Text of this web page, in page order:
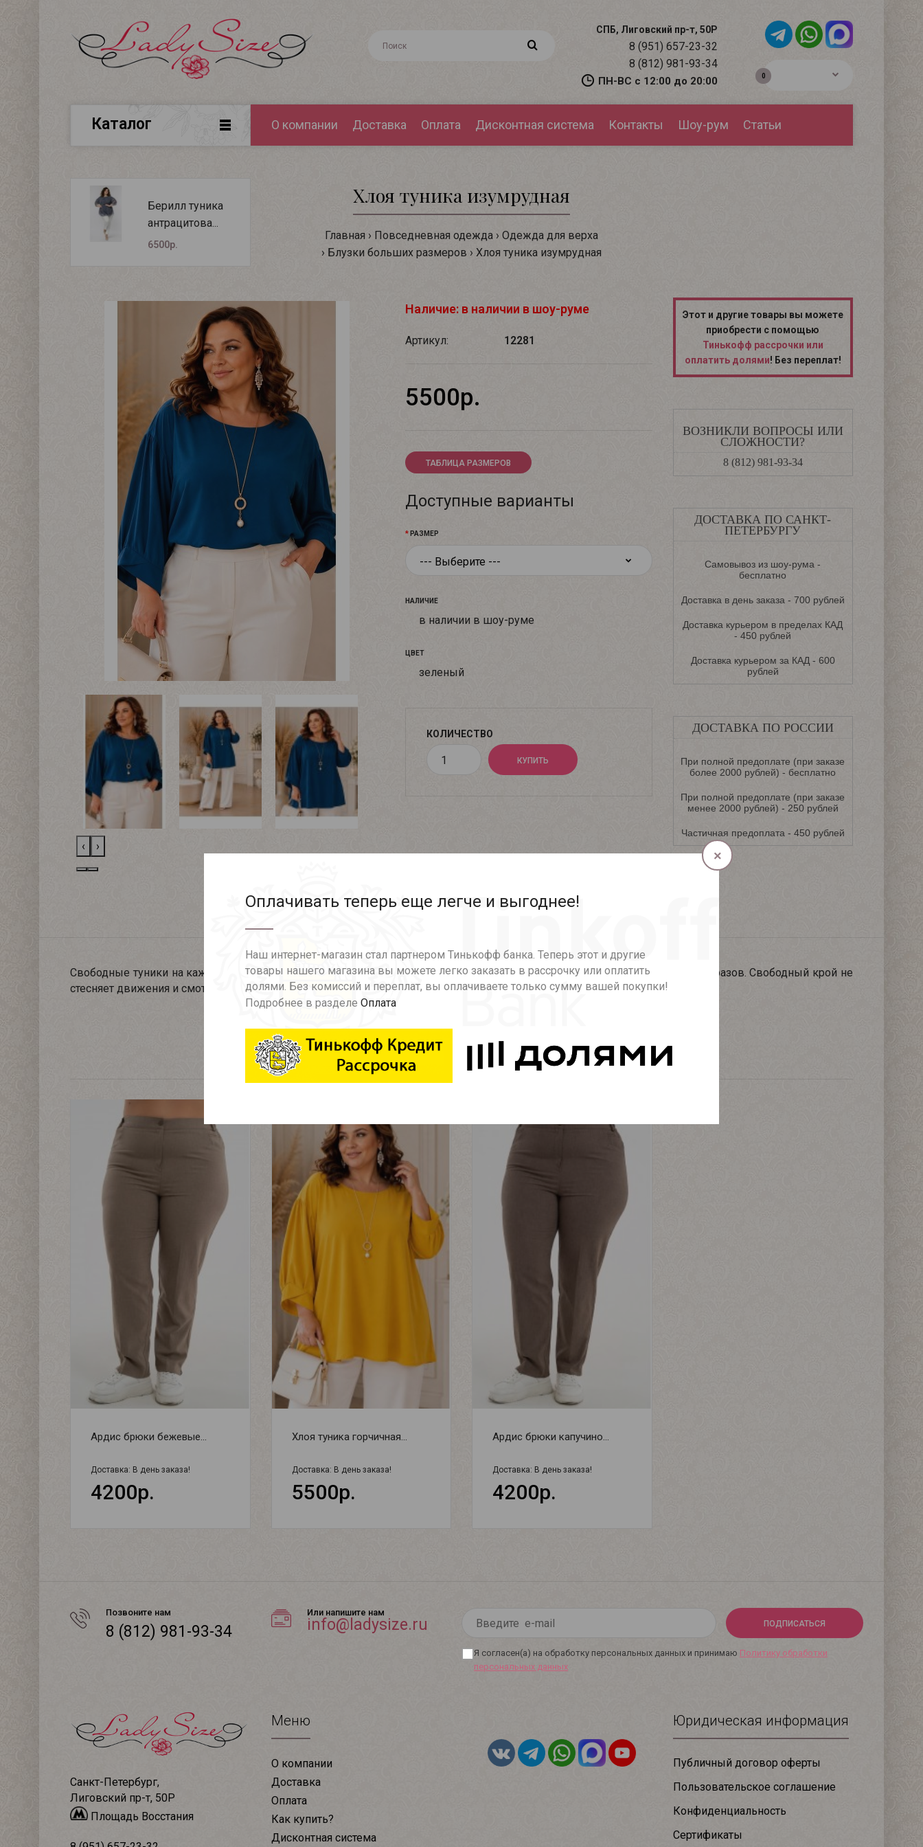
Оплачивать теперь еще легче и выгоднее!
Наш интернет-магазин стал партнером Тинькофф банка. Теперь этот и другие
товары нашего магазина вы можете легко заказать в рассрочку или оплатить
долями. Без комиссий и переплат, вы оплачиваете только сумму вашей покупки!
Подробнее в разделе Оплата
×
СПБ, Лиговский пр-т, 50Р
8 (951) 657-23-32
8 (812) 981-93-34
ПН-ВС с 12:00 до 20:00 0
Каталог О компании Доставка Оплата Дисконтная система Контакты Шоу-рум Статьи
Берилл туника
антрацитова...
6500р.
Хлоя туника изумрудная
Главная Повседневная одежда
Одежда для верха
Блузки больших размеров
Хлоя туника изумрудная
‹ ›
Наличие: в наличии в шоу-руме
Артикул: 12281
5500р.
ТАБЛИЦА РАЗМЕРОВ
Доступные варианты
РАЗМЕР
НАЛИЧИЕ
в наличии в шоу-руме
ЦВЕТ
зеленый
КОЛИЧЕСТВО
Этот и другие товары вы можете
приобрести с помощью
Тинькофф рассрочки или
оплатить долями! Без переплат!
ВОЗНИКЛИ ВОПРОСЫ ИЛИ
СЛОЖНОСТИ?
8 (812) 981-93-34
ДОСТАВКА ПО САНКТ-
ПЕТЕРБУРГУ
Самовывоз из шоу-рума -
бесплатно
Доставка в день заказа - 700 рублей
Доставка курьером в пределах КАД
- 450 рублей
Доставка курьером за КАД - 600
рублей
ДОСТАВКА ПО РОССИИ
При полной предоплате (при заказе
более 2000 рублей) - бесплатно
При полной предоплате (при заказе
менее 2000 рублей) - 250 рублей
Частичная предоплата - 450 рублей
Описание
Свободные туники на каждый день в ярких оттенках, большие размеры. Практичные и яркие, они подойдут для летних образов. Свободный крой не
стесняет движения и смотрится стильно.
Рекомендуемые товары
Ардис брюки бежевые...
Доставка: В день заказа!
4200р.
Хлоя туника горчичная...
Доставка: В день заказа!
5500р.
Ардис брюки капучино...
Доставка: В день заказа!
4200р.
Позвоните нам
8 (812) 981-93-34
Или напишите нам
info@ladysize.ru ПОДПИСАТЬСЯ
Я согласен(а) на обработку персональных данных и принимаю Политику обработки
персональных данных
Санкт-Петербург,
Лиговский пр-т, 50Р
Площадь Восстания
Меню
О компании
Доставка
Оплата
Как купить?
Дисконтная система
Юридическая информация
Публичный договор оферты
Пользовательское соглашение
Конфиденциальность
Сертификаты